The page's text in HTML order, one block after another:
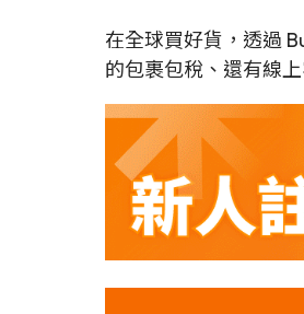
在全球買好貨，透過
的包裹包稅、還有線